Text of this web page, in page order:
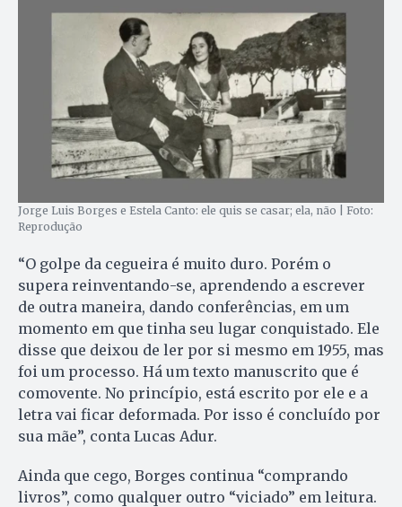
Jorge Luis Borges e Estela Canto: ele quis se casar; ela, não | Foto:
Reprodução
“O golpe da cegueira é muito duro. Porém o
supera reinventando-se, aprendendo a escrever
de outra maneira, dando conferências, em um
momento em que tinha seu lugar conquistado. Ele
disse que deixou de ler por si mesmo em 1955, mas
foi um processo. Há um texto manuscrito que é
comovente. No princípio, está escrito por ele e a
letra vai ficar deformada. Por isso é concluído por
sua mãe”, conta Lucas Adur.
Ainda que cego, Borges continua “comprando
livros”, como qualquer outro “viciado” em leitura.